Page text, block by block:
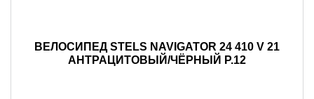
ВЕЛОСИПЕД STELS NAVIGATOR 24 410 V 21
АНТРАЦИТОВЫЙ/ЧЁРНЫЙ Р.12